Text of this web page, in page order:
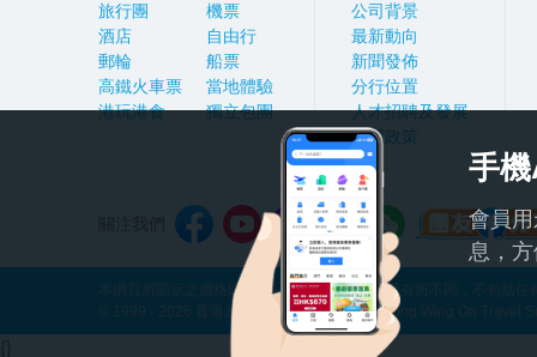
旅行團
酒店
郵輪
高鐵火車票
港玩港食
機票
自由行
船票
當地體驗
獨立包團
公司背景
最新動向
新聞發佈
分行位置
人才招聘及發展
私隱政策
本網頁所顯示之價格因應產品種類及出發日期而有所不同，不包括
© 1999 - 2026 香港永安旅遊有限公司 Hong Kong Wing On Travel
手
會員
息，